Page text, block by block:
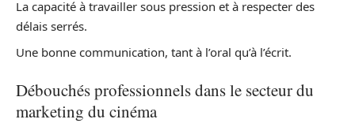
La capacité à travailler sous pression et à respecter des
délais serrés.
Une bonne communication, tant à l’oral qu’à l’écrit.
Débouchés professionnels dans le secteur du
marketing du cinéma